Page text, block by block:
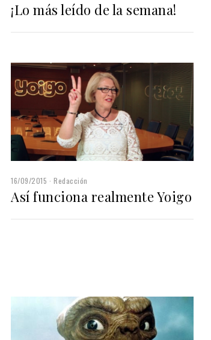
¡Lo más leído de la semana!
16/09/2015 Redacción
Así funciona realmente Yoigo